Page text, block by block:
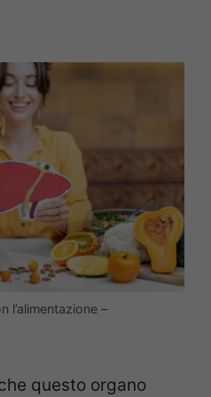
l’alimentazione –
questo organo